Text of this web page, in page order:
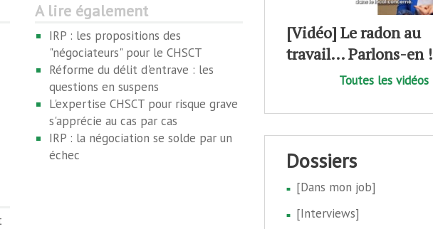
A lire également
IRP : les propositions des
"négociateurs" pour le CHSCT
Réforme du délit d'entrave : les
questions en suspens
L'expertise CHSCT pour risque grave
s'apprécie au cas par cas
IRP : la négociation se solde par un
échec
[Vidéo] Le radon au
travail… Parlons-en !
Toutes les vidéos
dossiers
[Dans mon job]
[Interviews]